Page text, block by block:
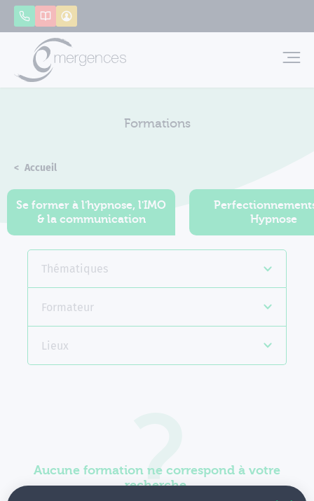
AppelerCatalogue
Formations
Accueil
Se former à l'hypnose, l'IMO
& la communication
Hypnose
Thématiques
Formateur
Lieux
Aucune formation ne correspond à votre
recherche.
Panneau de gestion des cookies